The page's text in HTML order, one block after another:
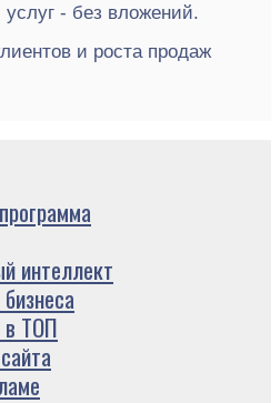
- без вложений.
и роста продаж
интеллект
в ТОП